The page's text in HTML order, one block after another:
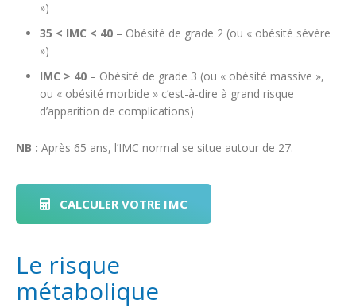
»)
35 < IMC < 40 – Obésité de grade 2 (ou « obésité sévère
»)
IMC > 40 – Obésité de grade 3 (ou « obésité massive »,
ou « obésité morbide » c’est-à-dire à grand risque
d’apparition de complications)
NB : Après 65 ans, l’IMC normal se situe autour de 27.
CALCULER VOTRE IMC
Le risque
métabolique